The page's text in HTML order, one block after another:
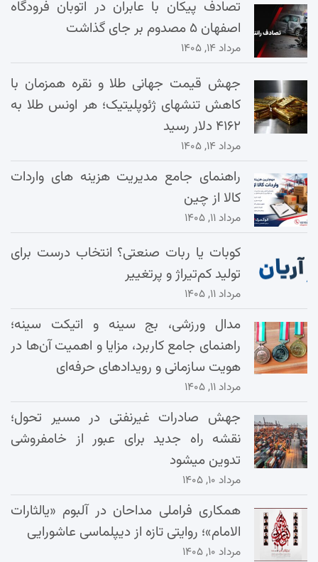
تصادف پیکان با عابران در اتوبان فرودگاه
اصفهان ۵ مصدوم بر جای گذاشت
مرداد ۱۴, ۱۴۰۵
جهش قیمت جهانی طلا و نقره همزمان با
کاهش تنشهای ژئوپلیتیک؛ هر اونس طلا به
۴۱۶۲ دلار رسید
مرداد ۱۴, ۱۴۰۵
راهنمای جامع مدیریت هزینه‌ های واردات
کالا از چین
مرداد ۱۱, ۱۴۰۵
کوبات یا ربات صنعتی؟ انتخاب درست برای
تولید کم‌تیراژ و پرتغییر
مرداد ۱۱, ۱۴۰۵
مدال ورزشی، بج سینه و اتیکت سینه؛
راهنمای جامع کاربرد، مزایا و اهمیت آن‌ها در
هویت سازمانی و رویدادهای حرفه‌ای
مرداد ۱۱, ۱۴۰۵
جهش صادرات غیرنفتی در مسیر تحول؛
نقشه راه جدید برای عبور از خامفروشی
تدوین میشود
مرداد ۱۰, ۱۴۰۵
همکاری فراملی مداحان در آلبوم «یالثارات
الامام»؛ روایتی تازه از دیپلماسی عاشورایی
مرداد ۱۰, ۱۴۰۵